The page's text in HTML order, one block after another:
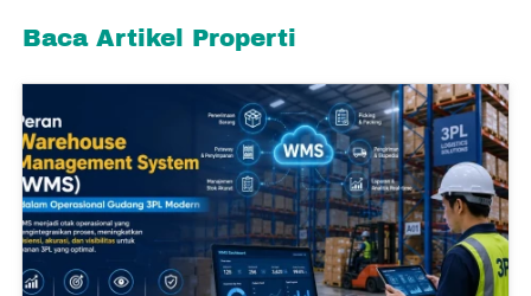
Mahakam Cikarang
Harga Bersahabat
Riverview 2BR Full
Funish Ganti DP
Baca Artikel Properti